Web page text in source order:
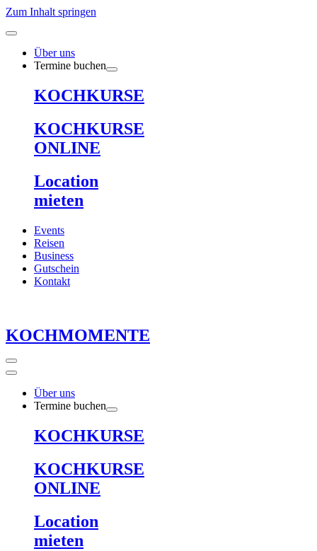
Zum Inhalt springen
Über uns
Termine buchen
KOCHKURSE
KOCHKURSE
ONLINE
Location
mieten
Events
Reisen
Business
Gutschein
Kontakt
KOCHMOMENTE
Über uns
Termine buchen
KOCHKURSE
KOCHKURSE
ONLINE
Location
mieten